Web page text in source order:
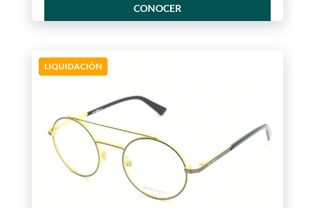
CONOCER
LIQUIDACIÓN